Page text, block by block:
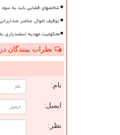
شاخصهای قضایی باید به
توقیف اموال عناصر
محکومیت مهدیه اسفندیاری به 4 سال حبس در فرانسه
نظرات بینندگان
نام:
ایمیل:
نظر: